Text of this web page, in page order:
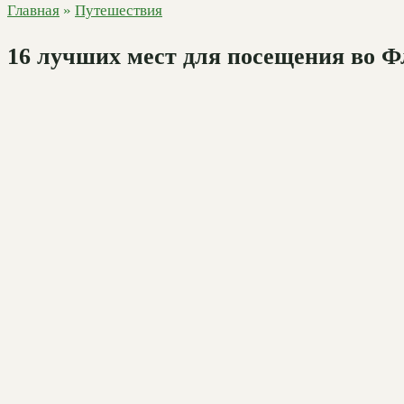
Главная » Путешествия
16 лучших мест для посещения во